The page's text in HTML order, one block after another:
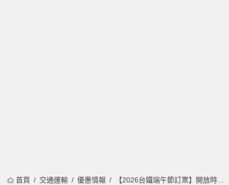
首頁 交通運輸 優惠情報 【2026台鐵端午節訂票】開放時間/加開班次/時刻表一次看！